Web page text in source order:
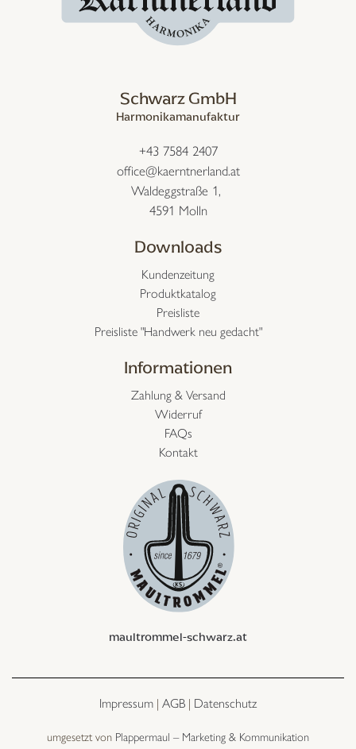
Schwarz GmbH
Harmonikamanufaktur
+43 7584 2407
office@kaerntnerland.at
Waldeggstraße 1,
4591 Molln
Downloads
Kundenzeitung
Produktkatalog
Preisliste
Preisliste "Handwerk neu gedacht"
Informationen
Zahlung & Versand
Widerruf
FAQs
Kontakt
maultrommel-schwarz.at
Impressum | AGB | Datenschutz
umgesetzt von Plappermaul – Marketing & Kommunikation